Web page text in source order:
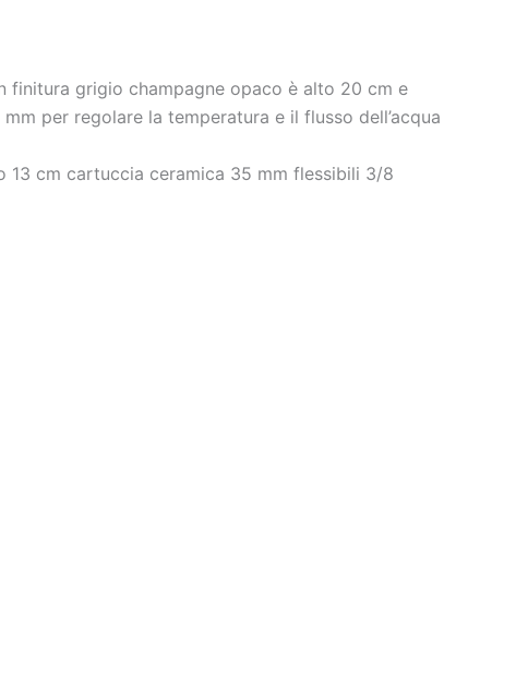
finitura grigio champagne opaco è alto 20 cm e
per regolare la temperatura e il flusso dell’acqua
cm cartuccia ceramica 35 mm flessibili 3/8